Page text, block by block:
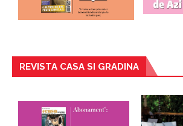
REVISTA CASA SI GRADINA